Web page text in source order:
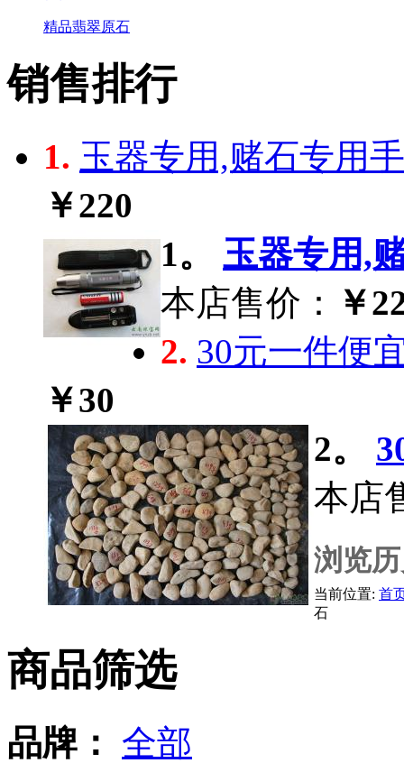
精品翡翠原石
销售排行
1. 玉器专用,赌石专用
￥220
1。
玉器专用,
本店售价：
￥
2. 30元一件便
￥30
2。
本店
浏览
当前位置: 首
石
商品筛选
品牌：
全部